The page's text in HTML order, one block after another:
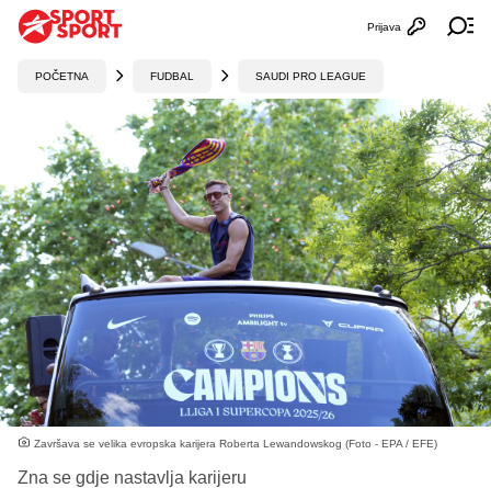
Otvori
Prijava
POČETNA FUDBAL SAUDI PRO LEAGUE
Završava se velika evropska karijera Roberta Lewandowskog (Foto - EPA / EFE)
Zna se gdje nastavlja karijeru